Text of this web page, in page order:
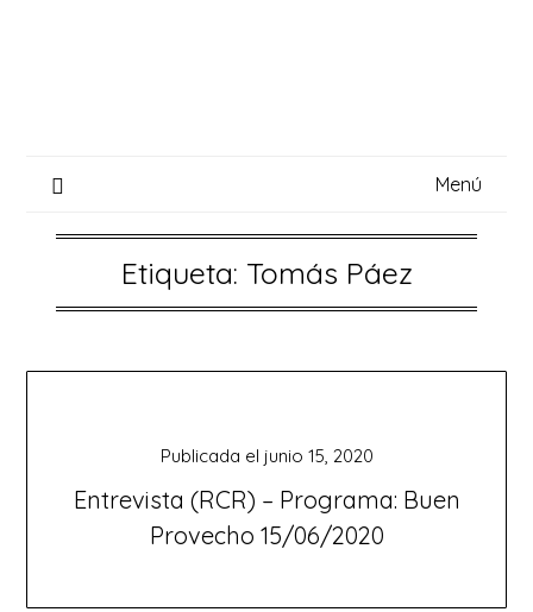
Menú
Etiqueta: Tomás Páez
Entrevista (RCR) – Programa: Buen
Provecho 15/06/2020
Publicada el junio 15, 2020